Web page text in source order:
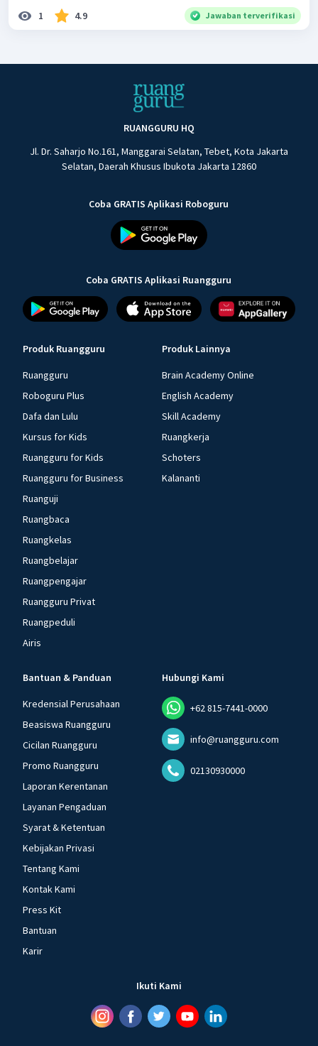
1 4.9 Jawaban terverifikasi
RUANGGURU HQ
Jl. Dr. Saharjo No.161, Manggarai Selatan, Tebet, Kota Jakarta
Selatan, Daerah Khusus Ibukota Jakarta 12860
Coba GRATIS Aplikasi Roboguru
Coba GRATIS Aplikasi Ruangguru
Produk Ruangguru
Ruangguru
Roboguru Plus
Dafa dan Lulu
Kursus for Kids
Ruangguru for Kids
Ruangguru for Business
Ruanguji
Ruangbaca
Ruangkelas
Ruangbelajar
Ruangpengajar
Ruangguru Privat
Ruangpeduli
Airis
Produk Lainnya
Brain Academy Online
English Academy
Skill Academy
Ruangkerja
Schoters
Kalananti
Bantuan & Panduan
Kredensial Perusahaan
Beasiswa Ruangguru
Cicilan Ruangguru
Promo Ruangguru
Laporan Kerentanan
Layanan Pengaduan
Syarat & Ketentuan
Kebijakan Privasi
Tentang Kami
Kontak Kami
Press Kit
Bantuan
Karir
Hubungi Kami
+62 815-7441-0000
info@ruangguru.com
02130930000
Ikuti Kami